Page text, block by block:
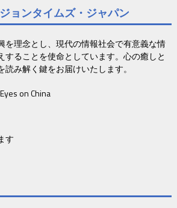
ョンタイムズ・ジャパン
を理念とし、現代の情報社会で有意義な情
することを使命としています。心の癒しと
み解く鍵をお届けいたします。
on China
す